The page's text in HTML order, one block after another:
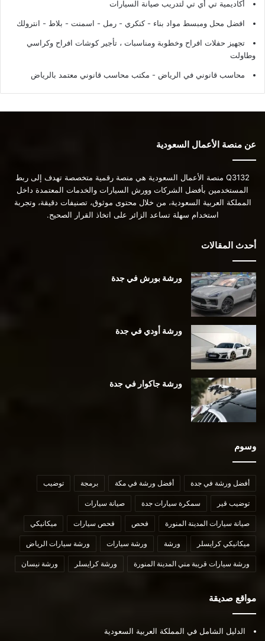
أكاديمية تي أي تي لتدريب صيانة السيارات
افضل محل ومبسط مواد بناء - كنكري - رمل - اسمنت - بلاط - انترولك
تجهيز حفلات افراح وخطوبة ومناسبات ، تأجير كوشات افراح وكراسي
وطاولت
محاسب قانوني في الرياض - مكتب محاسب قانوني معتمد بالرياض
عن منصة الأعمال السعودية
Q3132 منصة الأعمال السعودية هي منصة رقمية متخصصة تهدف إلى ربط
المستخدمين بأفضل الشركات وورش السيارات والخدمات المعتمدة داخل
المملكة العربية السعودية، من خلال محتوى موثوق، تصنيفات دقيقة، وتجربة
استخدام سهلة تساعد الزائر على اتخاذ القرار الصحيح.
أحدث المقالات
ورشة بورش في جدة
ورشة أودي في جدة
ورشة جاكوار في جدة
وسوم
أفضل ورشة في جدة أفضل ورشة في مكة برمجة توضيب
توضيب قير سمكرة سيارات جدة صيانة سيارات
صيانة سيارات المدينة المنورة فحص فحص سيارات ميكانيكي
ميكانيكي كرايسلر ورشة ورشة سيارات ورشة سيارات الرياض
ورشة سيارات قريبة مني المدينة المنورة ورشة كرايسلر ورشة نيسان
مواقع صديقة
الدليل الشامل في المملكة العربية السعودية